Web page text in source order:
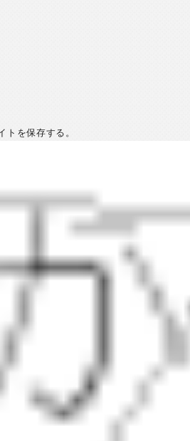
を保存する。